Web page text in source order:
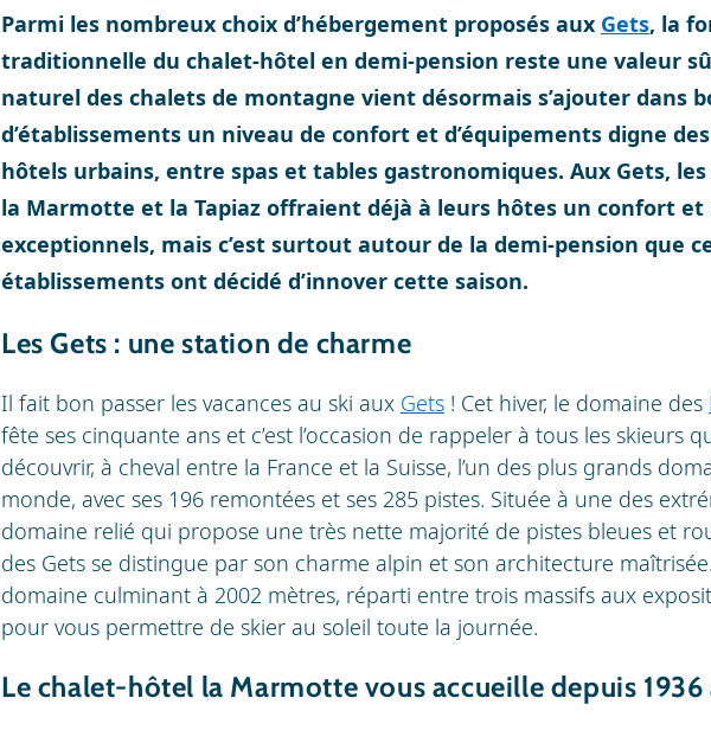
Parmi les nombreux choix d’hébergement proposés aux Gets, la
traditionnelle du chalet-hôtel en demi-pension reste une valeur
naturel des chalets de montagne vient désormais s’ajouter dans
d’établissements un niveau de confort et d’équipements digne
hôtels urbains, entre spas et tables gastronomiques. Aux Gets,
la Marmotte et la Tapiaz offraient déjà à leurs hôtes un confort et
exceptionnels, mais c’est surtout autour de la demi-pension que
établissements ont décidé d’innover cette saison.
Les Gets : une station de charme
Il fait bon passer les vacances au ski aux Gets ! Cet hiver, le domaine des
fête ses cinquante ans et c’est l’occasion de rappeler à tous les skieurs
découvrir, à cheval entre la France et la Suisse, l’un des plus grands
monde, avec ses 196 remontées et ses 285 pistes. Située à une des
domaine relié qui propose une très nette majorité de pistes bleues et
des Gets se distingue par son charme alpin et son architecture
domaine culminant à 2002 mètres, réparti entre trois massifs aux
pour vous permettre de skier au soleil toute la journée.
Le chalet-hôtel la Marmotte vous accueille depuis 1936